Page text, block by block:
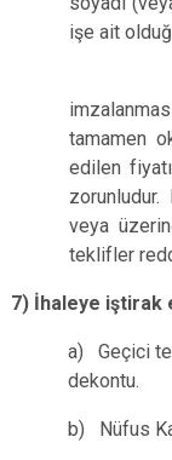
işe ait
Teklif
tamamen
edilen
veya
teklifler
7) İhaleye iştirak
a) Geçici
dekontu.
b) Nüfus